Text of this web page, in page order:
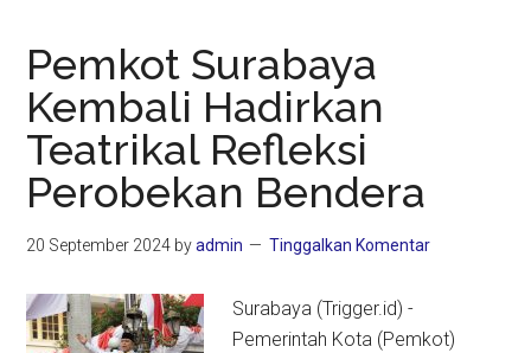
Pemkot Surabaya
Kembali Hadirkan
Teatrikal Refleksi
Perobekan Bendera
20 September 2024 byadmin Tinggalkan Komentar
Surabaya (Trigger.id) -
Pemerintah Kota (Pemkot)